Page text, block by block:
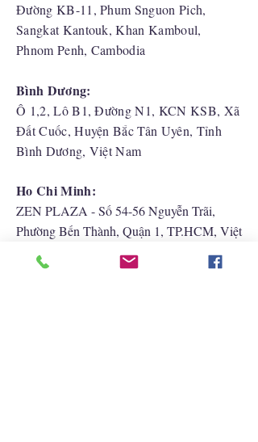
Đường KB-11, Phum Snguon Pich,
Sangkat Kantouk, Khan Kamboul,
Phnom Penh, Cambodia
Bình Dương:
Ô 1,2, Lô B1, Đường N1, KCN KSB, Xã
Đất Cuốc, Huyện Bắc Tân Uyên, Tỉnh
Bình Dương, Việt Nam
Ho Chi Minh:
ZEN PLAZA - Số 54-56 Nguyễn Trãi,
Phường Bến Thành, Quận 1, TP.HCM, Việt
Nam